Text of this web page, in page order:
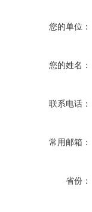
您的单位：
您的姓名：
联系电话：
常用邮箱：
省份：